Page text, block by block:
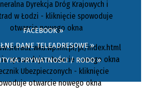
FACEBOOK »
DANE TELEADRESOWE »
PRYWATNOŚCI / RODO »